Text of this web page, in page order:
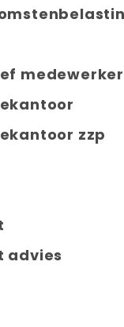
medewerker
zzp
advies